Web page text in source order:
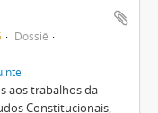
Dossiê
aos trabalhos da
Constitucionais,